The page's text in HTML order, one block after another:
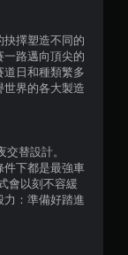
共
3
2
則
抉擇塑造不同的
一路邁向頂尖的
日和種類繁多
世界的各大製造
替設計。
件下都是最強車
會以刻不容緩
力：準備好踏進